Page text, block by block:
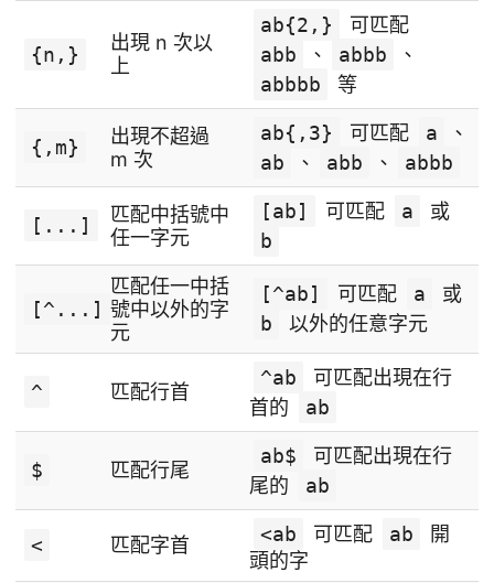
{n,}
出現 n 次以
上
ab{2,}
可匹配
abb
、 abbb
、
abbbb
等
{,m}
出現不超過
m 次
ab{,3} 可匹配 a
、
ab
、 abb 、 abbb
[...]
匹配中括號中
任一字元
[ab] 可匹配 a
或
b
[^...]
匹配任一中括
號中以外的字
元
[^ab] 可匹配 a
或
b
以外的任意字元
^ 匹配行首
^ab
可匹配出現在行
首的
ab
$ 匹配行尾
ab$
可匹配出現在行
尾的
ab
< 匹配字首 <ab 可匹配 ab
開
頭的字